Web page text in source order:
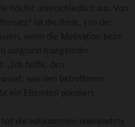
höchst unterschiedlich aus. Von
ist die Rede, von der
wenn die Motivation beim
aufgrund mangelnder
„Ich hoffe, den
was den betroffenen
ein Elternteil pointiert.
die vollkommen unerwartete